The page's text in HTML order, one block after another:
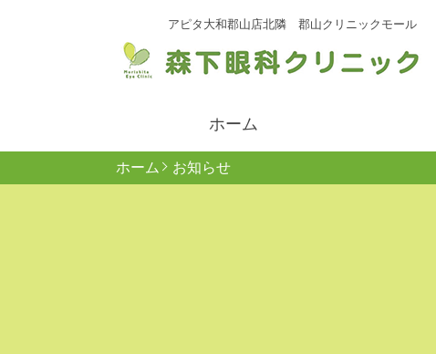
アピタ大和郡山店北隣 郡山クリニックモール
ホーム
ホーム お知らせ